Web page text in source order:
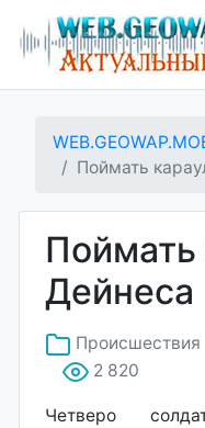
Поймать
Поймать
Дейнеса
Происшествия
2 820
Четверо